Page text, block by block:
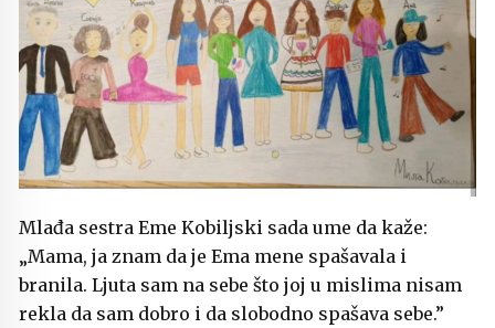
Mlađa sestra Eme Kobiljski sada ume da kaže:
„Mama, ja znam da je Ema mene spašavala i
branila. Ljuta sam na sebe što joj u mislima nisam
rekla da sam dobro i da slobodno spašava sebe.”